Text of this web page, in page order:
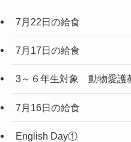
7月22日の給食
7月17日の給食
3～６年生対象 動物愛護
7月16日の給食
English Day①